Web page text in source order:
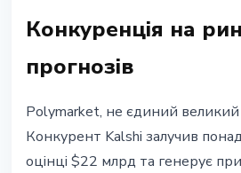
Конкуренція на
прогнозів
Polymarket, не єдиний
Конкурент Kalshi залучив
оцінці $22 млрд та генерує